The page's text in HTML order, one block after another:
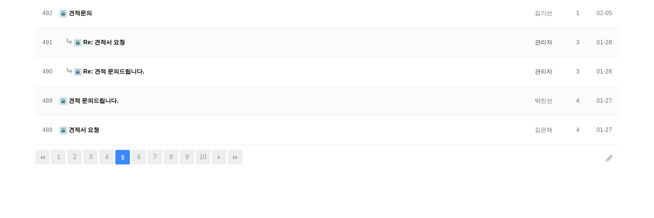
492 견적문의 김기선 1 02-05
491 Re: 견적서 요청 관리자 3 01-28
490 Re: 견적 문의드립니다. 관리자 3 01-28
489 견적 문의드립니다. 박진선 4 01-27
488 견적서 요청 김은채 4 01-27
1 2 3 4 5 6 7 8 9 10